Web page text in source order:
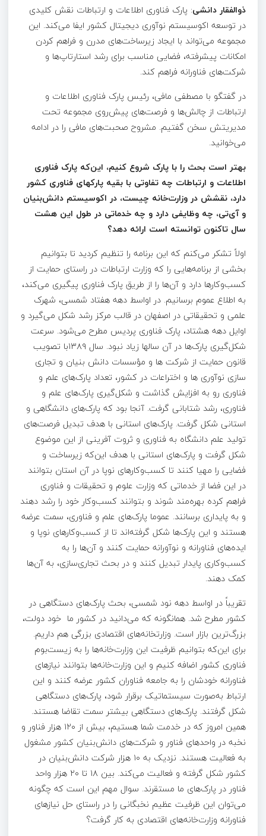
ذوالفقار دانشی: پارک فناوری اطلاعات و ارتباطات نقش کلیدی
در توسعه اکوسیستم نوآوری دیجیتال کشور ایفا می‌کند. این
مجموعه می‌تواند با ایجاد زیرساخت‌های مدرن و فراهم کردن
امکانات پیشرفته، فضایی مناسب برای رشد استارتاپ‌ها و
شرکت‌های فناورانه فراهم کند.
در گفتگو با مصطفی مافی، رئیس پارک فناوری اطلاعات و
ارتباطات از چالش‌ها و فرصت‌های پیش‌روی مجموعه تحت
مدیریتش سخن گفتیم. مشروح صحبت‌های مافی را در ادامه
می‌خوانید.
بهتر است بحث را با پارک شروع کنیم، این‌که پارک فناوری
اطلاعات و ارتباطات چه تفاوتی با بقیه پارکهای فناوری کشور
دارد، نقشش در وزارت‌خانه چیست، در اکوسیستم دانش‌بنیان
و آی‌تی، چه وظایفی دارد و چه خدماتی در طول این هشت
سال تاکنون توانسته است ارائه دهد؟
اولاً تشکر می‌کنم که این برنامه را تنظیم کردید تا بتوانیم
بخشی از برنامه‌هایی را که وزارت ارتباطات در راستای حمایت از
کسب‌وکارها دارد و آن‌ها را از طریق پارک فناوری پیگیری می‌کند،
به اطلاع عموم برسانیم. در اواسط دهه هفتاد شمسی، شهرک
علمی و تحقیقاتی در اصفهان در قالب مرکز رشد شکل می‌گیرد و
اوایل دهه هشتاد، پارک فناوری پردیس مطرح می‌شود. سرعت
شکل‌گیری پارک‌ها در آن ­سال­ها زیاد نبود. سال ۱۳۸۹با تصویب
قانون حمایت از شرکت ها و مؤسسات دانش بنیان و تجاری
سازی نوآوری ها و اختراعات در کشور، تعداد پارک‌های علم و
فناوری رو به افزایش گذاشت و شکل‌گیری پارک‌های علم و
فناوری، رشد شتابانی گرفت. آنجا بود که پارک‌های دانشگاهی و
استانی شکل گرفت. پارک‌های استانی با هدف تبدیل فرصت‌های
تولید علم دانشگاه به فناوری و ثروت آفرینی از این موضوع
شکل گرفت و پارک‌های استانی با هدف این‌که زیرساخت و
فضایی را مهیا کنند تا کسب‌وکارهای نوپا در آن استان بتوانند
در این فضا از خدماتی که وزارت علوم و تحقیقات و فناوری
فراهم کرده بهره‌مند شوند و بتوانند کسب‌وکار خود را رشد دهند
و به پایداری برسانند. عموما پارک‌های علم و فناوری، سمت عرضه
هستند و این پارک‌ها شکل گرفته‌اند تا از کسب‌وکارهای نوپا و
ایده‌های فناورانه و نوآورانه حمایت کنند و آن‌ها را به
کسب‌وکاری پایدار تبدیل کنند و در بحث تجاری‌سازی، به آن‌ها
کمک دهند.
تقریباً در اواسط دهه نود شمسی، بحث پارک‌های دستگاهی در
کشور مطرح شد. همانگونه که می‌دانید در کشور ما خود دولت،
بزرگ‌ترین بازار است. وزارتخانه‌های اقتصادی بزرگی هم داریم.
برای این‌که بتوانیم ظرفیت این وزارت‌خانه‌ها را به زیست‌بوم
فناوری کشور اضافه کنیم و این وزارت‌خانه‌ها بتوانند نیازهای
فناورانه خودشان را به جامعه فناوران کشور عرضه کنند و این
ارتباط به‌صورت سیستماتیک برقرار شود، پارک‌های دستگاهی
شکل گرفتند. پارک‌های دستگاهی بیشتر سمت تقاضا هستند.
همین امروز که در خدمت شما هستیم، بیش از ۱۲۰ هزار فناور و
نخبه در واحدهای فناور و شرکت‌­های دانش‌­بنیان کشور مشغول
به فعالیت هستند. نزدیک به ۱۰ هزار شرکت دانش‌بنیان در
کشور شکل گرفته و فعالیت می‌کند. بین ۱۸ تا ۲۰ هزار واحد
فناور در پارک‌های ما مستقرند. سوال مهم این است که چگونه
می‌توان این ظرفیت عظیم نخبگانی را در راستای حل نیازهای
فناورانه وزارت‌خانه­‌های اقتصادی به کار گرفت؟